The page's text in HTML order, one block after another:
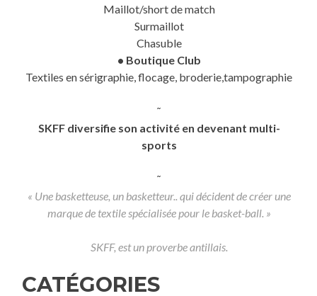
Maillot/short de match
Surmaillot
Chasuble
• Boutique Club
Textiles en sérigraphie, flocage, broderie,tampographie
˜
SKFF diversifie son activité en devenant multi-
sports
˜
« Une basketteuse, un basketteur.. qui décident de créer une
marque de textile spécialisée pour le basket-ball. »
SKFF, est un proverbe antillais.
CATÉGORIES